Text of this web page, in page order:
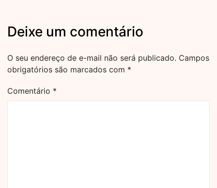
Deixe um comentário
O seu endereço de e-mail não será publicado. Campos
obrigatórios são marcados com *
Comentário *